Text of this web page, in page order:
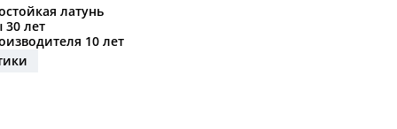
латунь
лет
10 лет